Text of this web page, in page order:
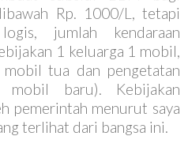
Rp. 1000/L, tetapi
jumlah kendaraan
1 keluarga 1 mobil,
mobil tua dan pengetatan
mobil baru). Kebijakan
pemerintah menurut saya
terlihat dari bangsa ini.